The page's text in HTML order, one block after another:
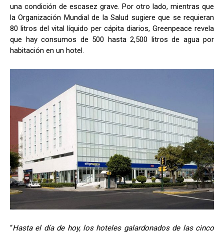
una condición de escasez grave. Por otro lado, mientras que
la Organización Mundial de la Salud sugiere que se requieran
80 litros del vital líquido per cápita diarios, Greenpeace revela
que hay consumos de 500 hasta 2,500 litros de agua por
habitación en un hotel.
“Hasta el día de hoy, los hoteles galardonados de las cinco